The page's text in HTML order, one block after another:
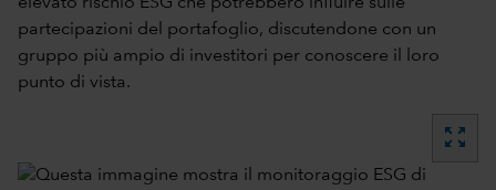
elevato rischio ESG che potrebbero influire sulle
partecipazioni del portafoglio, discutendone con un
gruppo più ampio di investitori per conoscere il loro
punto di vista.
zoom_out_map